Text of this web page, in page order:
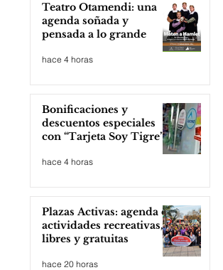
Teatro Otamendi: una
agenda soñada y
pensada a lo grande
hace 4 horas
Bonificaciones y
descuentos especiales
con “Tarjeta Soy Tigre”
hace 4 horas
Plazas Activas: agenda de
actividades recreativas,
libres y gratuitas
hace 20 horas